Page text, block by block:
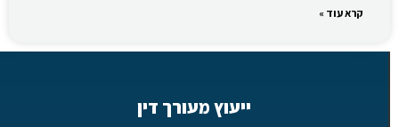
קרא עוד »
ייעוץ מעורך דין